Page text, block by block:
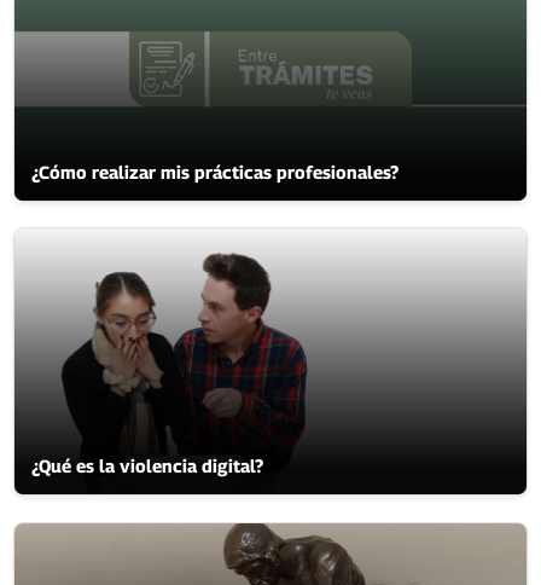
¿Cómo realizar mis prácticas profesionales?
¿Qué es la violencia digital?